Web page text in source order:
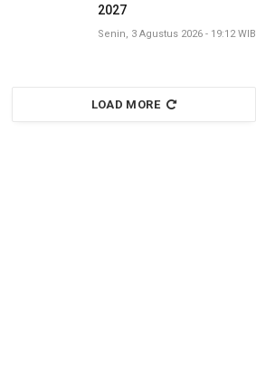
2027
Senin, 3 Agustus 2026 - 19:12 WIB
LOAD MORE